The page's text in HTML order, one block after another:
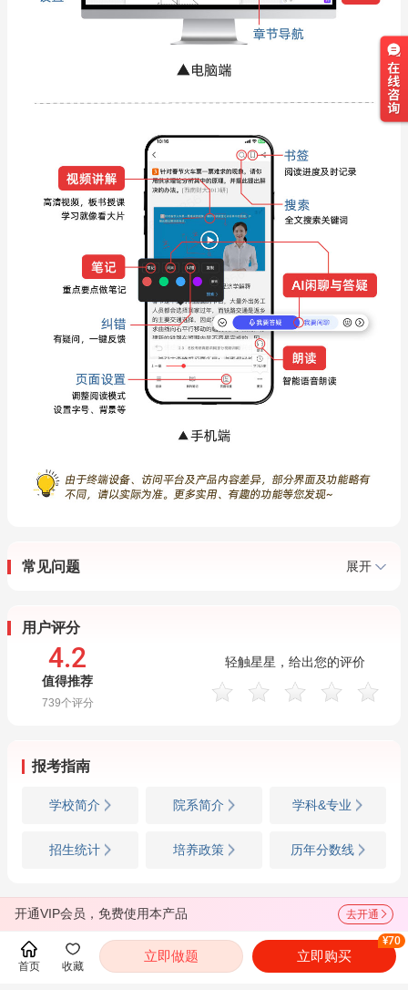
常见问题 展开
用户评分
4.2
值得推荐
739个评分
轻触星星，给出您的评价
报考指南
学校简介 院系简介 学科&专业
招生统计 培养政策 历年分数线
招生信息
招生简章 专业目录 参考书目
开通VIP会员，免费使用本产品 去开通
首页 收藏
立即做题 立即购买
¥70